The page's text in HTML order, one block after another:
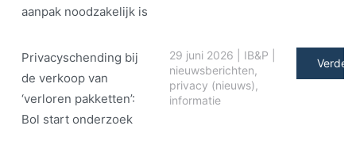
aanpak noodzakelijk is
Privacyschending bij
de verkoop van
‘verloren pakketten’:
Bol start onderzoek
29 juni 2026 IB&P
nieuwsberichten,
privacy (nieuws),
informatie
Verder